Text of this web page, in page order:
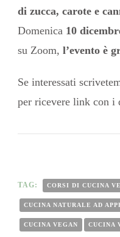
di zucca, carote e
Domenica 10
su Zoom, l’evento è
Se interessati
per ricevere link con i
TAG: CORSI DI CUCINA
CUCINA NATURALE AD
CUCINA VEGAN CUCINA